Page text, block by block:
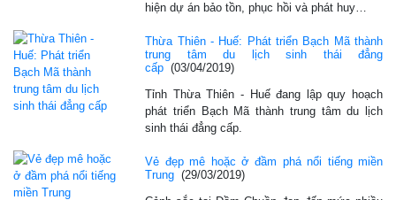
hiện dự án bảo tồn, phục hồi và phát huy…
Thừa Thiên - Huế: Phát triển Bạch Mã thành
trung tâm du lịch sinh thái đẳng
cấp (03/04/2019)
Tỉnh Thừa Thiên - Huế đang lập quy hoạch
phát triển Bạch Mã thành trung tâm du lịch
sinh thái đẳng cấp.
Vẻ đẹp mê hoặc ở đầm phá nổi tiếng miền
Trung (29/03/2019)